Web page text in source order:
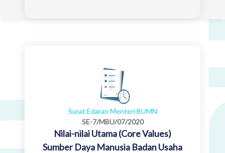
Surat Edaran Menteri BUMN
SE-7/MBU/07/2020
Nilai-nilai Utama (Core Values)
Sumber Daya Manusia Badan Usaha